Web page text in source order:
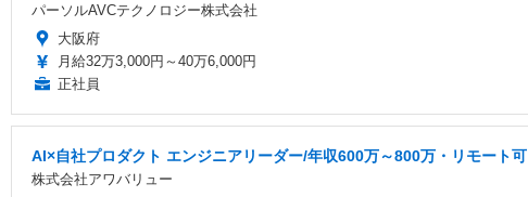
パーソルAVCテクノロジー株式会社
大阪府
月給32万3,000円～40万6,000円
正社員
AI×自社プロダクト エンジニアリーダー/年収600万～800万・リモート可
株式会社アワバリュー